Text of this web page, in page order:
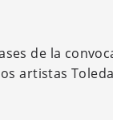
de la
artistas